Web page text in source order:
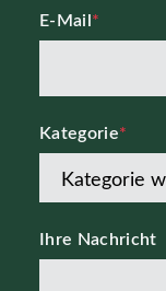
E-Mail *
Kategorie*
Ihre Nachricht